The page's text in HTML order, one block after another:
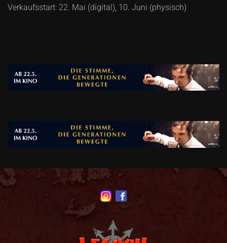
Verkaufsstart: 22. Mai (digital), 10. Juni (physisch)